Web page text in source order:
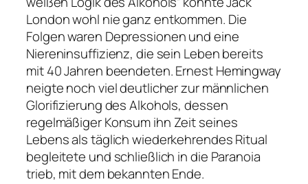
London wohl nie ganz entkommen. Die
Folgen waren Depressionen und eine
Niereninsuffizienz, die sein Leben bereits
mit 40 Jahren beendeten. Ernest Hemingway
neigte noch viel deutlicher zur männlichen
Glorifizierung des Alkohols, dessen
regelmäßiger Konsum ihn Zeit seines
Lebens als täglich wiederkehrendes Ritual
begleitete und schließlich in die Paranoia
trieb, mit dem bekannten Ende.